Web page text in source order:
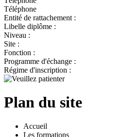
Téléphone
Entité de rattachement :
Libelle diplôme :
Niveau :
Site :
Fonction :
Programme d'échange :
Régime d'inscription :
Plan du site
Accueil
Les formations